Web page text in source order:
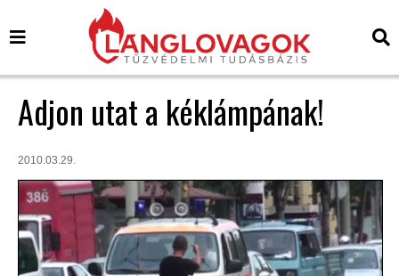
Adjon utat a kéklámpának!
2010.03.29.